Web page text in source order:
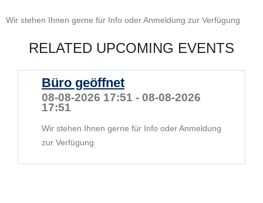
Wir stehen Ihnen gerne für Info oder Anmeldung zur Verfügung
RELATED UPCOMING EVENTS
Büro geöffnet
08-08-2026 17:51 - 08-08-2026
17:51
Wir stehen Ihnen gerne für Info oder Anmeldung
zur Verfügung